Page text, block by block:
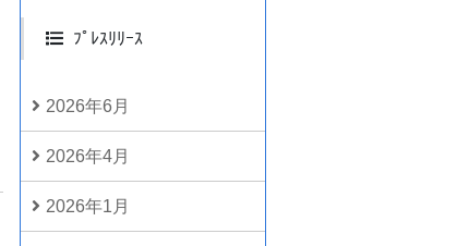
ﾌﾟﾚｽﾘﾘｰｽ
2026年6月
2026年4月
2026年1月